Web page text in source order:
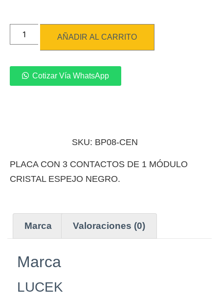
AÑADIR AL CARRITO
Cotizar Vía WhatsApp
SKU: BP08-CEN
PLACA CON 3 CONTACTOS DE 1 MÓDULO
CRISTAL ESPEJO NEGRO.
Marca Valoraciones (0)
Marca
LUCEK